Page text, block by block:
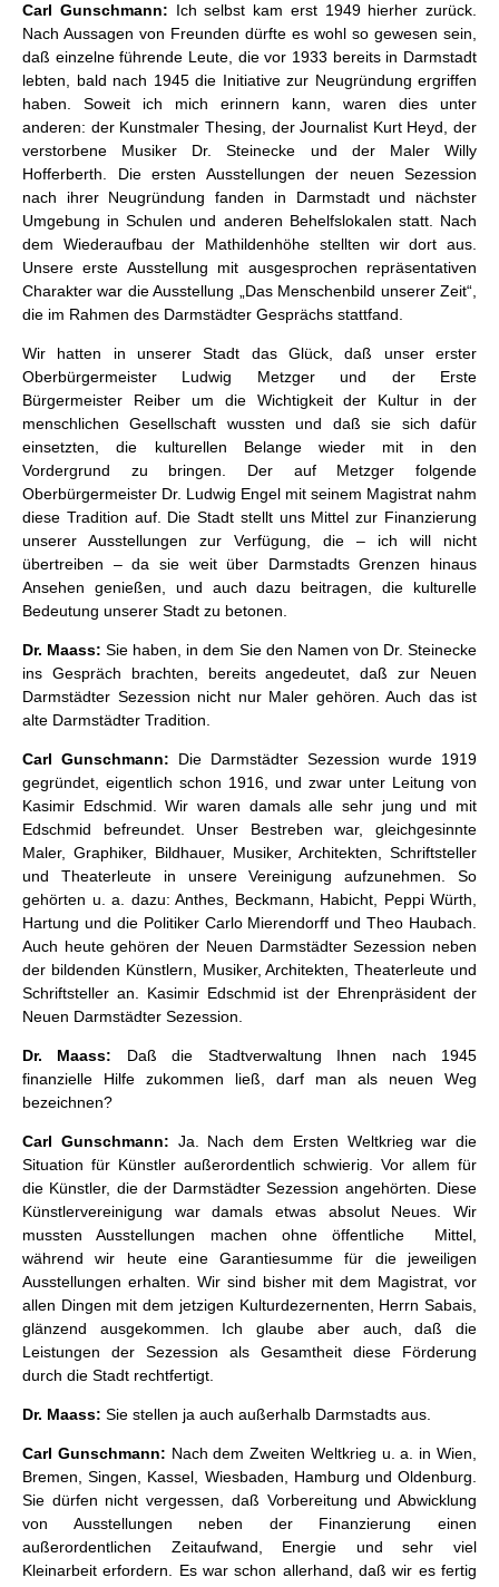
Carl Gunschmann: Ich selbst kam erst 1949 hierher zurück.
Nach Aussagen von Freunden dürfte es wohl so gewesen sein,
daß einzelne führende Leute, die vor 1933 bereits in Darmstadt
lebten, bald nach 1945 die Initiative zur Neugründung ergriffen
haben. Soweit ich mich erinnern kann, waren dies unter
anderen: der Kunstmaler Thesing, der Journalist Kurt Heyd, der
verstorbene Musiker Dr. Steinecke und der Maler Willy
Hofferberth. Die ersten Ausstellungen der neuen Sezession
nach ihrer Neugründung fanden in Darmstadt und nächster
Umgebung in Schulen und anderen Behelfslokalen statt. Nach
dem Wiederaufbau der Mathildenhöhe stellten wir dort aus.
Unsere erste Ausstellung mit ausgesprochen repräsentativen
Charakter war die Ausstellung „Das Menschenbild unserer Zeit“,
die im Rahmen des Darmstädter Gesprächs stattfand.
Wir hatten in unserer Stadt das Glück, daß unser erster
Oberbürgermeister Ludwig Metzger und der Erste
Bürgermeister Reiber um die Wichtigkeit der Kultur in der
menschlichen Gesellschaft wussten und daß sie sich dafür
einsetzten, die kulturellen Belange wieder mit in den
Vordergrund zu bringen. Der auf Metzger folgende
Oberbürgermeister Dr. Ludwig Engel mit seinem Magistrat nahm
diese Tradition auf. Die Stadt stellt uns Mittel zur Finanzierung
unserer Ausstellungen zur Verfügung, die – ich will nicht
übertreiben – da sie weit über Darmstadts Grenzen hinaus
Ansehen genießen, und auch dazu beitragen, die kulturelle
Bedeutung unserer Stadt zu betonen.
Dr. Maass: Sie haben, in dem Sie den Namen von Dr. Steinecke
ins Gespräch brachten, bereits angedeutet, daß zur Neuen
Darmstädter Sezession nicht nur Maler gehören. Auch das ist
alte Darmstädter Tradition.
Carl Gunschmann: Die Darmstädter Sezession wurde 1919
gegründet, eigentlich schon 1916, und zwar unter Leitung von
Kasimir Edschmid. Wir waren damals alle sehr jung und mit
Edschmid befreundet. Unser Bestreben war, gleichgesinnte
Maler, Graphiker, Bildhauer, Musiker, Architekten, Schriftsteller
und Theaterleute in unsere Vereinigung aufzunehmen. So
gehörten u. a. dazu: Anthes, Beckmann, Habicht, Peppi Würth,
Hartung und die Politiker Carlo Mierendorff und Theo Haubach.
Auch heute gehören der Neuen Darmstädter Sezession neben
der bildenden Künstlern, Musiker, Architekten, Theaterleute und
Schriftsteller an. Kasimir Edschmid ist der Ehrenpräsident der
Neuen Darmstädter Sezession.
Dr. Maass: Daß die Stadtverwaltung Ihnen nach 1945
finanzielle Hilfe zukommen ließ, darf man als neuen Weg
bezeichnen?
Carl Gunschmann: Ja. Nach dem Ersten Weltkrieg war die
Situation für Künstler außerordentlich schwierig. Vor allem für
die Künstler, die der Darmstädter Sezession angehörten. Diese
Künstlervereinigung war damals etwas absolut Neues. Wir
mussten Ausstellungen machen ohne öffentliche Mittel,
während wir heute eine Garantiesumme für die jeweiligen
Ausstellungen erhalten. Wir sind bisher mit dem Magistrat, vor
allen Dingen mit dem jetzigen Kulturdezernenten, Herrn Sabais,
glänzend ausgekommen. Ich glaube aber auch, daß die
Leistungen der Sezession als Gesamtheit diese Förderung
durch die Stadt rechtfertigt.
Dr. Maass: Sie stellen ja auch außerhalb Darmstadts aus.
Carl Gunschmann: Nach dem Zweiten Weltkrieg u. a. in Wien,
Bremen, Singen, Kassel, Wiesbaden, Hamburg und Oldenburg.
Sie dürfen nicht vergessen, daß Vorbereitung und Abwicklung
von Ausstellungen neben der Finanzierung einen
außerordentlichen Zeitaufwand, Energie und sehr viel
Kleinarbeit erfordern. Es war schon allerhand, daß wir es fertig